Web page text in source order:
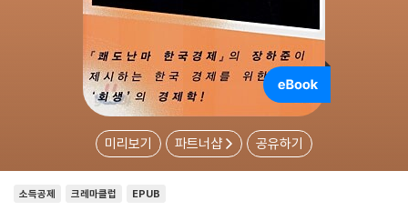
미리보기 파트너샵 공유하기
소득공제 크레마클럽 EPUB